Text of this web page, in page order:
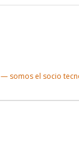
somos el socio